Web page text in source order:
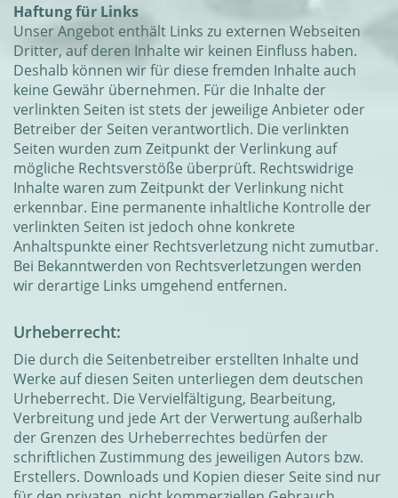
Haftung für Links
Unser Angebot enthält Links zu externen Webseiten
Dritter, auf deren Inhalte wir keinen Einfluss haben.
Deshalb können wir für diese fremden Inhalte auch
keine Gewähr übernehmen. Für die Inhalte der
verlinkten Seiten ist stets der jeweilige Anbieter oder
Betreiber der Seiten verantwortlich. Die verlinkten
Seiten wurden zum Zeitpunkt der Verlinkung auf
mögliche Rechtsverstöße überprüft. Rechtswidrige
Inhalte waren zum Zeitpunkt der Verlinkung nicht
erkennbar. Eine permanente inhaltliche Kontrolle der
verlinkten Seiten ist jedoch ohne konkrete
Anhaltspunkte einer Rechtsverletzung nicht zumutbar.
Bei Bekanntwerden von Rechtsverletzungen werden
wir derartige Links umgehend entfernen.
Urheberrecht:
Die durch die Seitenbetreiber erstellten Inhalte und
Werke auf diesen Seiten unterliegen dem deutschen
Urheberrecht. Die Vervielfältigung, Bearbeitung,
Verbreitung und jede Art der Verwertung außerhalb
der Grenzen des Urheberrechtes bedürfen der
schriftlichen Zustimmung des jeweiligen Autors bzw.
Erstellers. Downloads und Kopien dieser Seite sind nur